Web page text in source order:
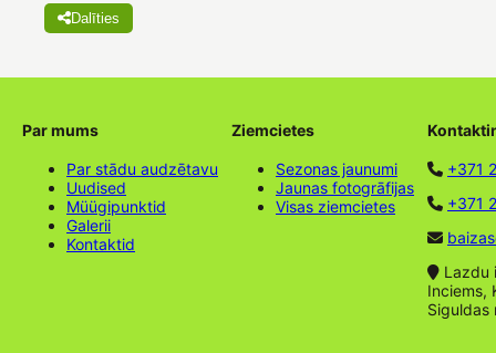
Dalīties
Par mums
Par stādu audzētavu
Uudised
Müügipunktid
Galerii
Kontaktid
Ziemcietes
Sezonas jaunumi
Jaunas fotogrāfijas
Visas ziemcietes
+371
+371
Lazdu
Inciems,
Siguldas